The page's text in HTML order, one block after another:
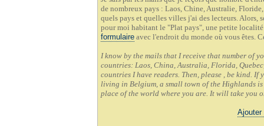
de nombreux pays : Laos, Chine, Australie,
quels pays et quelles villes j'ai des lecteurs. Alors,
pour moi habitant le "Plat pays", une petite
formulaire avec l'endroit du monde où vous êtes.
I know by the mails that I receive that number of
countries: Laos, China, Australia, Florida,
countries I have readers. Then, please , be kind.
living in Belgium, a small town of the Highlands
place of the world where you are. It will take you
Ajouter